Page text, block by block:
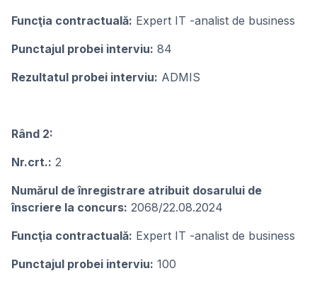
Funcţia contractuală: Expert IT -analist de business
Punctajul probei interviu: 84
Rezultatul probei interviu: ADMIS
Rând 2:
Nr.crt.: 2
Numărul de înregistrare atribuit dosarului de
înscriere la concurs: 2068/22.08.2024
Funcţia contractuală: Expert IT -analist de business
Punctajul probei interviu: 100